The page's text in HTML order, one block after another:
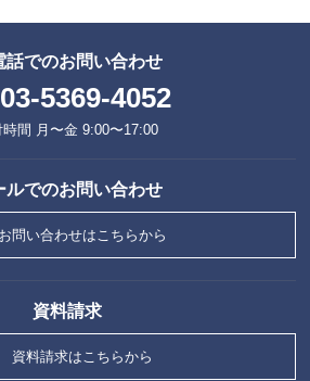
話でのお問い合わせ
03-5369-4052
時間 月〜金 9:00〜17:00
ルでのお問い合わせ
お問い合わせはこちらから
資料請求
資料請求はこちらから